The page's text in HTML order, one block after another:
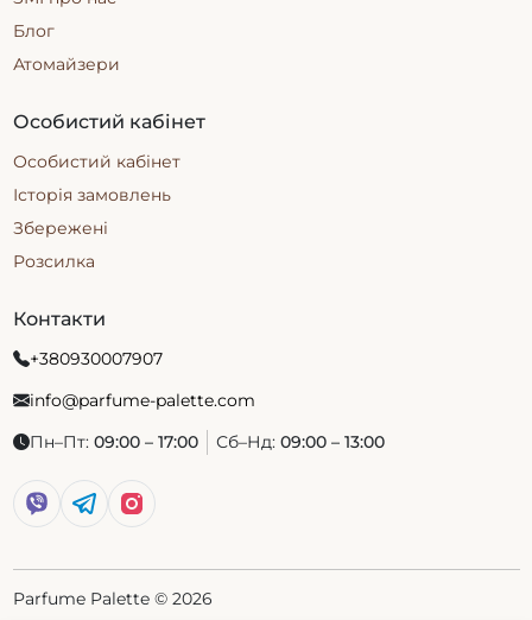
Блог
Атомайзери
Особистий кабінет
Особистий кабінет
Історія замовлень
Збережені
Розсилка
Контакти
+380930007907
info@parfume-palette.com
Пн–Пт: 09:00 – 17:00 Сб–Нд: 09:00 – 13:00
Parfume Palette © 2026